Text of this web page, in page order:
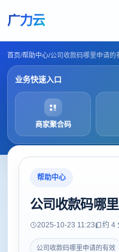
广力云
首页/帮助中心/公司收款码哪里申请的
业务快速入口
商家聚合码
帮助中心
公司收款码哪
2025-10-23 11:23 约 4
公司收款码哪里申请的有效